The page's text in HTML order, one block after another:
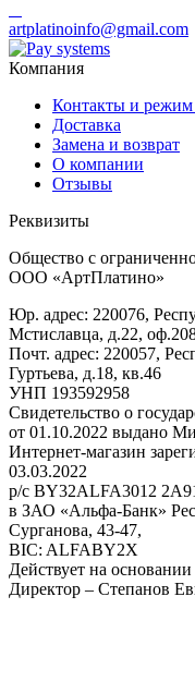
artplatinoinfo@gmail.com
Компания
Контакты и режим
Доставка
Замена и возврат
О компании
Отзывы
Реквизиты
Общество с
ООО «АртПлатино»
Юр. адрес: 220076,
Мстиславца, д.22,
Почт. адрес: 220057,
Гуртьева, д.18, кв.46
УНП 193592958
Свидетельство о
от 01.10.2022 выдано
Интернет-магазин
03.03.2022
р/с BY32ALFA3012
в ЗАО «Альфа-Банк»
Сурганова, 43-47,
BIC: ALFABY2X
Действует на основании
Директор – Степанов